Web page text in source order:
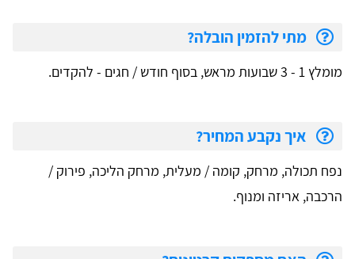
מתי להזמין הובלה?
מומלץ 1 - 3 שבועות מראש, בסוף חודש / חגים - להקדים.
איך נקבע המחיר?
נפח תכולה, מרחק, קומה / מעלית, מרחק הליכה, פירוק /
הרכבה, אריזה ומנוף.